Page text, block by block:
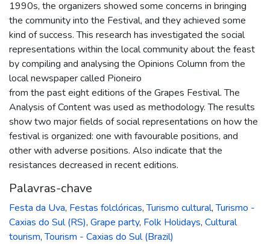
1990s, the organizers showed some concerns in bringing
the community into the Festival, and they achieved some
kind of success. This research has investigated the social
representations within the local community about the feast
by compiling and analysing the Opinions Column from the
local newspaper called Pioneiro
from the past eight editions of the Grapes Festival. The
Analysis of Content was used as methodology. The results
show two major fields of social representations on how the
festival is organized: one with favourable positions, and
other with adverse positions. Also indicate that the
resistances decreased in recent editions.
Palavras-chave
Festa da Uva, Festas folclóricas,Turismo cultural,Turismo -
Caxias do Sul (RS), Grape party, Folk Holidays, Cultural
tourism,Tourism - Caxias do Sul (Brazil)